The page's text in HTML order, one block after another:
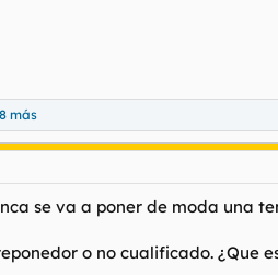
más
se va a poner de moda una
o no cualificado. ¿Que